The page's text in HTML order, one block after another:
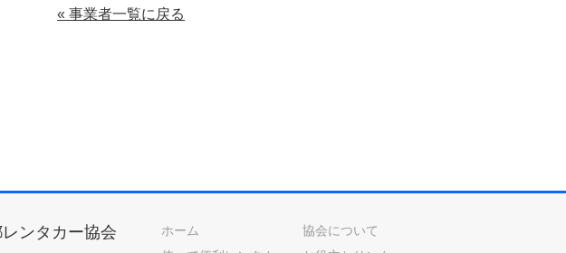
« 事業者一覧に戻る
ンタカー協会
ホーム
協会について